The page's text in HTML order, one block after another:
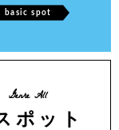
basic spot
Genre All
ポット